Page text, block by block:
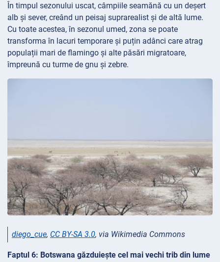
În timpul sezonului uscat, câmpiile seamănă cu un deșert
alb și sever, creând un peisaj suprarealist și de altă lume.
Cu toate acestea, în sezonul umed, zona se poate
transforma în lacuri temporare și puțin adânci care atrag
populații mari de flamingo și alte păsări migratoare,
împreună cu turme de gnu și zebre.
diego_cue, CC BY-SA 3.0, via Wikimedia Commons
Faptul 6: Botswana găzduiește cel mai vechi trib din lume